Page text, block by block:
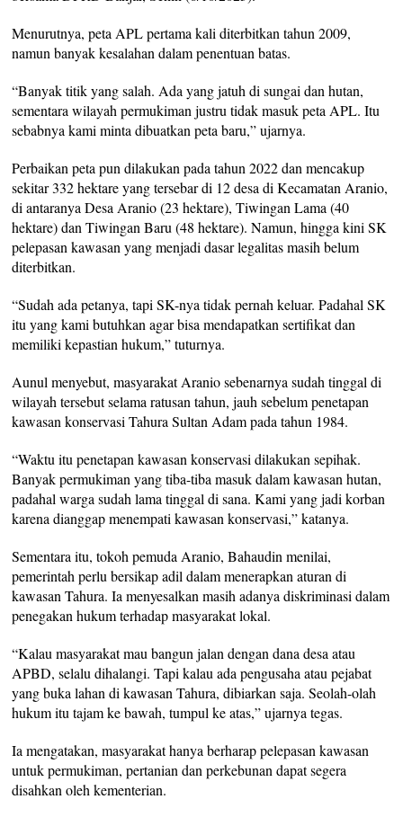
Menurutnya, peta APL pertama kali diterbitkan tahun 2009,
namun banyak kesalahan dalam penentuan batas.
“Banyak titik yang salah. Ada yang jatuh di sungai dan hutan,
sementara wilayah permukiman justru tidak masuk peta APL. Itu
sebabnya kami minta dibuatkan peta baru,” ujarnya.
Perbaikan peta pun dilakukan pada tahun 2022 dan mencakup
sekitar 332 hektare yang tersebar di 12 desa di Kecamatan Aranio,
di antaranya Desa Aranio (23 hektare), Tiwingan Lama (40
hektare) dan Tiwingan Baru (48 hektare). Namun, hingga kini SK
pelepasan kawasan yang menjadi dasar legalitas masih belum
diterbitkan.
“Sudah ada petanya, tapi SK-nya tidak pernah keluar. Padahal SK
itu yang kami butuhkan agar bisa mendapatkan sertifikat dan
memiliki kepastian hukum,” tuturnya.
Aunul menyebut, masyarakat Aranio sebenarnya sudah tinggal di
wilayah tersebut selama ratusan tahun, jauh sebelum penetapan
kawasan konservasi Tahura Sultan Adam pada tahun 1984.
“Waktu itu penetapan kawasan konservasi dilakukan sepihak.
Banyak permukiman yang tiba-tiba masuk dalam kawasan hutan,
padahal warga sudah lama tinggal di sana. Kami yang jadi korban
karena dianggap menempati kawasan konservasi,” katanya.
Sementara itu, tokoh pemuda Aranio, Bahaudin menilai,
pemerintah perlu bersikap adil dalam menerapkan aturan di
kawasan Tahura. Ia menyesalkan masih adanya diskriminasi dalam
penegakan hukum terhadap masyarakat lokal.
“Kalau masyarakat mau bangun jalan dengan dana desa atau
APBD, selalu dihalangi. Tapi kalau ada pengusaha atau pejabat
yang buka lahan di kawasan Tahura, dibiarkan saja. Seolah-olah
hukum itu tajam ke bawah, tumpul ke atas,” ujarnya tegas.
Ia mengatakan, masyarakat hanya berharap pelepasan kawasan
untuk permukiman, pertanian dan perkebunan dapat segera
disahkan oleh kementerian.